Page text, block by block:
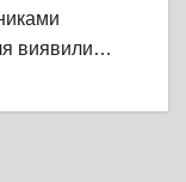
виявили…